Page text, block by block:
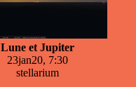
Lune et Jupiter
23jan20, 7:30
stellarium